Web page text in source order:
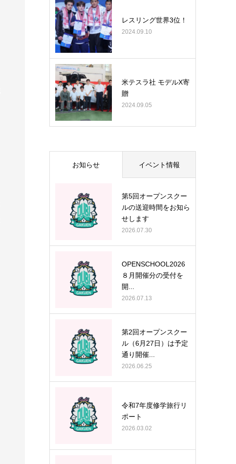
レスリング世界3位！
2024.09.10
米テスラ社 モデルX寄
贈
2024.09.05
お知らせ イベント情報
第5回オープンスクー
ルの送迎時間をお知ら
せします
2026.07.30
OPENSCHOOL2026
８月開催分の受付を
開...
2026.07.13
第2回オープンスクー
ル（6月27日）は予定
通り開催...
2026.06.25
令和7年度修学旅行リ
ポート
2026.03.02